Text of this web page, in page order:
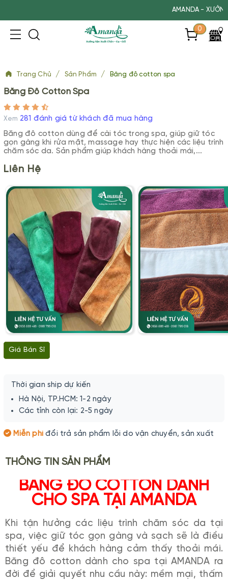
AMANDA - XƯỞNG SẢN XUẤT MAY
0
Trang Chủ / Sản Phẩm / Băng đô cotton spa
Băng Đô Cotton Spa
Xem 281 đánh giá từ khách đã mua hàng
Băng đô cotton dùng để cài tóc trong spa, giúp giữ tóc
gọn gàng khi rửa mặt, massage hay thực hiện các liệu trình
chăm sóc da. Sản phẩm giúp khách hàng thoải mái,...
Liên Hệ
Giá Bán Sỉ
Thời gian ship dự kiến
Hà Nội, TP.HCM: 1-2 ngày
Các tỉnh còn lại: 2-5 ngày
Miễn phí đổi trả sản phẩm lỗi do vận chuyển, sản xuất
THÔNG TIN SẢN PHẨM
BĂNG ĐÔ COTTON DÀNH
CHO SPA TẠI AMANDA
Khi tận hưởng các liệu trình chăm sóc da tại
spa, việc giữ tóc gọn gàng và sạch sẽ là điều
thiết yếu để khách hàng cảm thấy thoải mái.
Băng đô cotton dành cho spa tại AMANDA ra
đời để giải quyết nhu cầu này: mềm mại, thấm